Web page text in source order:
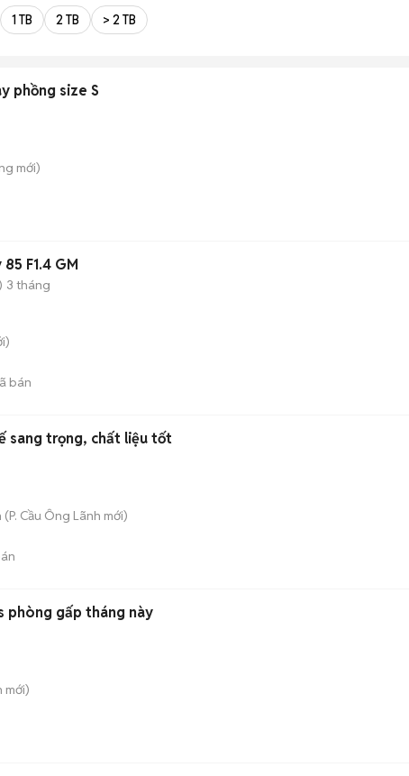
1 TB 2 TB > 2 TB
phồng size S
mới)
F1.4 GM
3 tháng
bán
sang trọng, chất liệu tốt
(P. Cầu Ông Lãnh mới)
phòng gấp tháng này
mới)